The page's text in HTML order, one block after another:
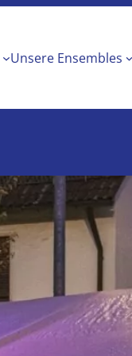
Unsere Ensembles